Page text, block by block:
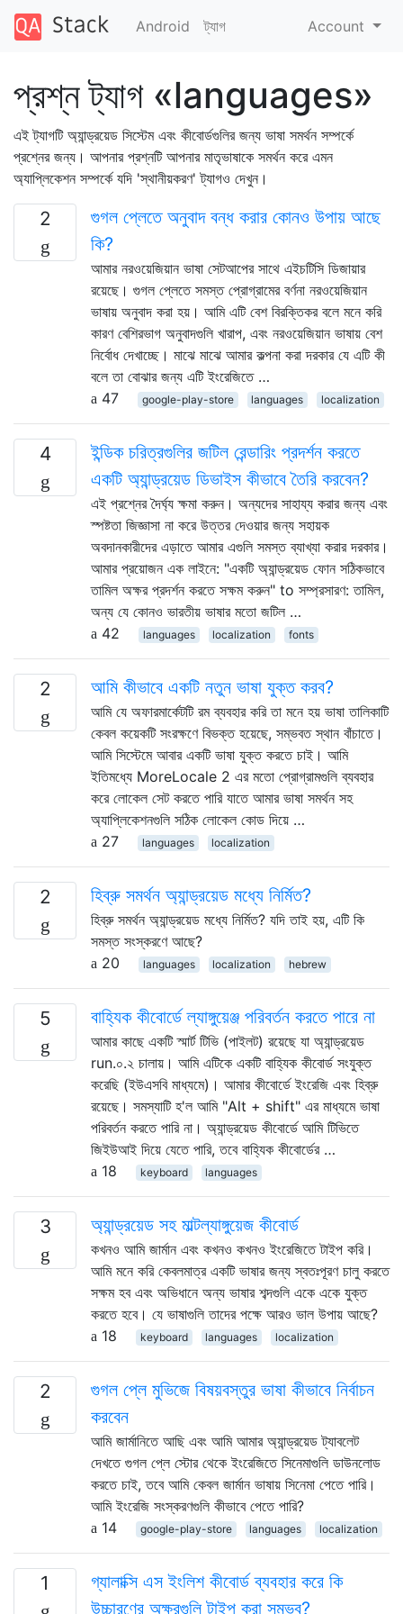
Android ট্যাগ Account
প্রশ্ন ট্যাগ «languages»
এই ট্যাগটি অ্যান্ড্রয়েড সিস্টেম এবং কীবোর্ডগুলির জন্য ভাষা সমর্থন সম্পর্কে
প্রশ্নের জন্য। আপনার প্রশ্নটি আপনার মাতৃভাষাকে সমর্থন করে এমন
অ্যাপ্লিকেশন সম্পর্কে যদি 'স্থানীয়করণ' ট্যাগও দেখুন।
2
গুগল প্লেতে অনুবাদ বন্ধ করার কোনও উপায় আছে
কি?
আমার নরওয়েজিয়ান ভাষা সেটআপের সাথে এইচটিসি ডিজায়ার
রয়েছে। গুগল প্লেতে সমস্ত প্রোগ্রামের বর্ণনা নরওয়েজিয়ান
ভাষায় অনুবাদ করা হয়। আমি এটি বেশ বিরক্তিকর বলে মনে করি
কারণ বেশিরভাগ অনুবাদগুলি খারাপ, এবং নরওয়েজিয়ান ভাষায় বেশ
নির্বোধ দেখাচ্ছে। মাঝে মাঝে আমার কল্পনা করা দরকার যে এটি কী
বলে তা বোঝার জন্য এটি ইংরেজিতে …
47
google-play-store languages localization
4
ইন্ডিক চরিত্রগুলির জটিল রেন্ডারিং প্রদর্শন করতে
একটি অ্যান্ড্রয়েড ডিভাইস কীভাবে তৈরি করবেন?
এই প্রশ্নের দৈর্ঘ্য ক্ষমা করুন। অন্যদের সাহায্য করার জন্য এবং
স্পষ্টতা জিজ্ঞাসা না করে উত্তর দেওয়ার জন্য সহায়ক
অবদানকারীদের এড়াতে আমার এগুলি সমস্ত ব্যাখ্যা করার দরকার।
আমার প্রয়োজন এক লাইনে: "একটি অ্যান্ড্রয়েড ফোন সঠিকভাবে
তামিল অক্ষর প্রদর্শন করতে সক্ষম করুন" to সম্প্রসারণ: তামিল,
অন্য যে কোনও ভারতীয় ভাষার মতো জটিল …
42
languages localization fonts
2 আমি কীভাবে একটি নতুন ভাষা যুক্ত করব?
আমি যে অফারমার্কেটটি রম ব্যবহার করি তা মনে হয় ভাষা তালিকাটি
কেবল কয়েকটি সংরক্ষণে বিভক্ত হয়েছে, সম্ভবত স্থান বাঁচাতে।
আমি সিস্টেমে আবার একটি ভাষা যুক্ত করতে চাই। আমি
ইতিমধ্যে MoreLocale 2 এর মতো প্রোগ্রামগুলি ব্যবহার
করে লোকেল সেট করতে পারি যাতে আমার ভাষা সমর্থন সহ
অ্যাপ্লিকেশনগুলি সঠিক লোকেল কোড দিয়ে …
27
languages localization
2 হিব্রু সমর্থন অ্যান্ড্রয়েড মধ্যে নির্মিত?
হিব্রু সমর্থন অ্যান্ড্রয়েড মধ্যে নির্মিত? যদি তাই হয়, এটি কি
সমস্ত সংস্করণে আছে?
20
languages localization hebrew
5 বাহ্যিক কীবোর্ডে ল্যাঙ্গুয়েঞ্জ পরিবর্তন করতে পারে না
আমার কাছে একটি স্মার্ট টিভি (পাইলট) রয়েছে যা অ্যান্ড্রয়েড
run.০.২ চালায়। আমি এটিকে একটি বাহ্যিক কীবোর্ড সংযুক্ত
করেছি (ইউএসবি মাধ্যমে)। আমার কীবোর্ডে ইংরেজি এবং হিব্রু
রয়েছে। সমস্যাটি হ'ল আমি "Alt + shift" এর মাধ্যমে ভাষা
পরিবর্তন করতে পারি না। অ্যান্ড্রয়েড কীবোর্ডে আমি টিভিতে
জিইউআই দিয়ে যেতে পারি, তবে বাহ্যিক কীবোর্ডের …
18
keyboard languages
3 অ্যান্ড্রয়েড সহ মাল্টল্যাঙ্গুয়েজ কীবোর্ড
কখনও আমি জার্মান এবং কখনও কখনও ইংরেজিতে টাইপ করি।
আমি মনে করি কেবলমাত্র একটি ভাষার জন্য স্বতঃপূরণ চালু করতে
সক্ষম হব এবং অভিধানে অন্য ভাষার শব্দগুলি একে একে যুক্ত
করতে হবে। যে ভাষাগুলি তাদের পক্ষে আরও ভাল উপায় আছে?
18
keyboard languages localization
2
গুগল প্লে মুভিজে বিষয়বস্তুর ভাষা কীভাবে নির্বাচন
করবেন
আমি জার্মানিতে আছি এবং আমি আমার অ্যান্ড্রয়েড ট্যাবলেট
দেখতে গুগল প্লে স্টোর থেকে ইংরেজিতে সিনেমাগুলি ডাউনলোড
করতে চাই, তবে আমি কেবল জার্মান ভাষায় সিনেমা পেতে পারি।
আমি ইংরেজি সংস্করণগুলি কীভাবে পেতে পারি?
14
google-play-store languages localization
1
গ্যালাক্সি এস ইংলিশ কীবোর্ড ব্যবহার করে কি
উচ্চারণের অক্ষরগুলি টাইপ করা সম্ভব?